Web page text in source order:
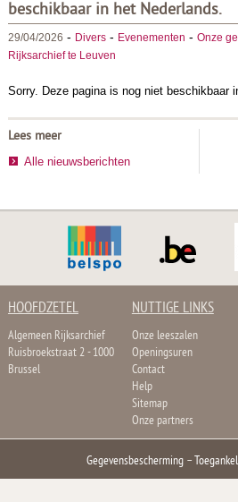
beschikbaar in het Nederlands.
29/04/2026 - Divers- Evenementen - Onze
Rijksarchief te Leuven
Sorry. Deze pagina is nog niet beschikbaar
Lees meer
Alle nieuwsberichten
HOOFDZETEL
Algemeen Rijksarchief
Ruisbroekstraat 2 - 1000
Brussel
NUTTIGE LINKS
Onze leeszalen
Openingsuren
Contact
Help
Sitemap
Onze partners
Gegevensbescherming–